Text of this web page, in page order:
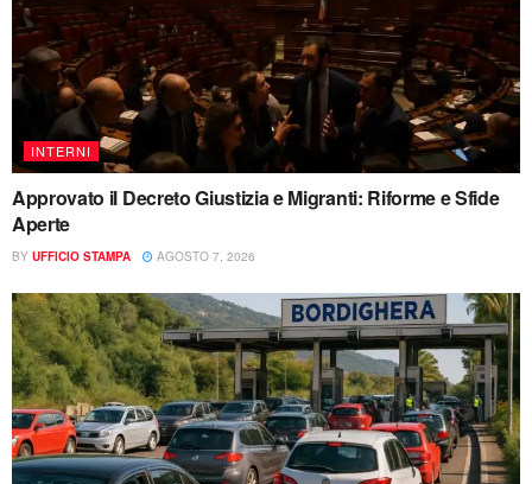
INTERNI
Approvato il Decreto Giustizia e Migranti: Riforme e Sfide
Aperte
BY UFFICIO STAMPA AGOSTO 7, 2026